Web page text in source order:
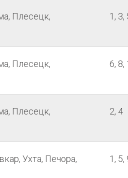
Плесецк,
1, 3,
Плесецк,
6, 8,
Плесецк,
2, 4
Ухта, Печора,
1, 5,